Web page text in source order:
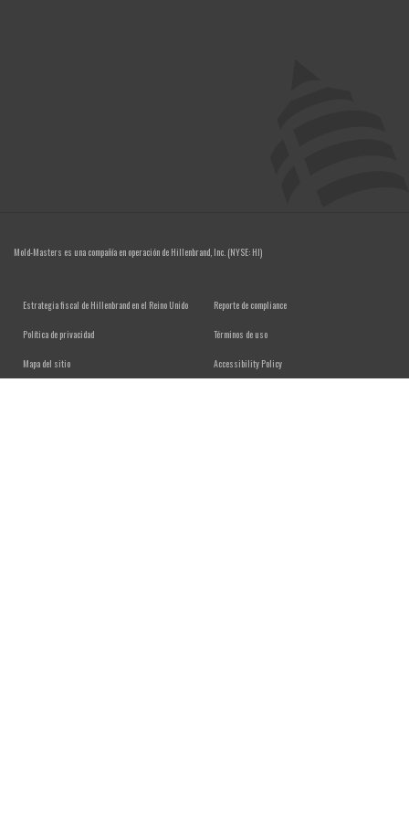
Mold-Masters es una compañía en operación de Hillenbrand, Inc. (NYSE: HI)
FOOTER MENU
Estrategia fiscal de Hillenbrand en el Reino Unido Reporte de compliance
Política de privacidad Términos de uso
Mapa del sitio Accessibility Policy